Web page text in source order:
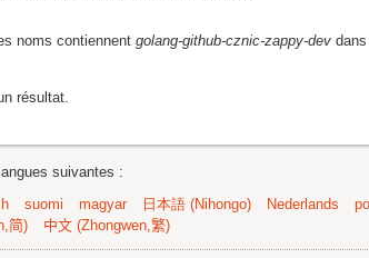
noms contiennent golang-github-cznic-zappy-dev
résultat.
suivantes :
suomi magyar 日本語 (Nihongo) Nederlands
简)
中文 (Zhongwen,繁)